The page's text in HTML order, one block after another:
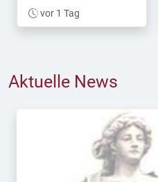
vor 1 Tag
Aktuelle News